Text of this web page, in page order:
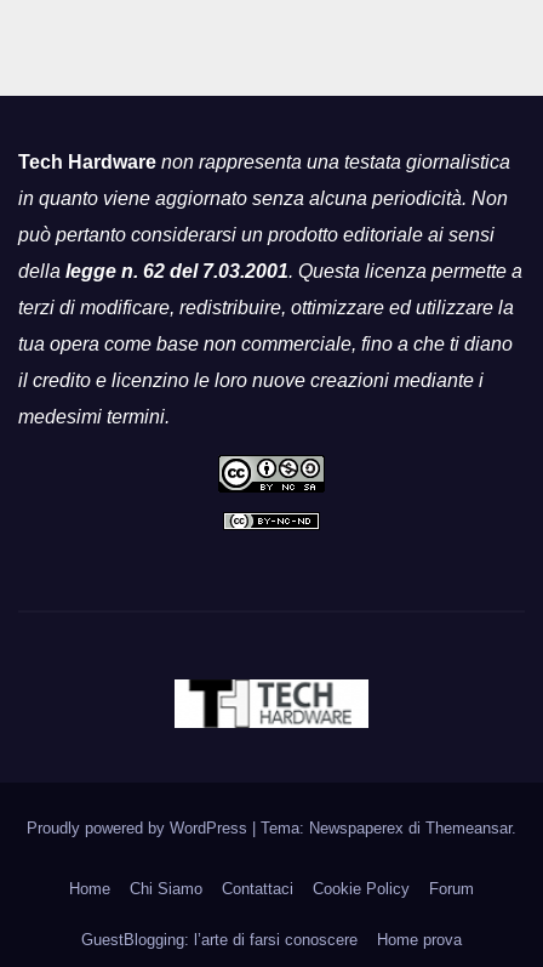
Tech Hardware non rappresenta una testata giornalistica
in quanto viene aggiornato senza alcuna periodicità. Non
può pertanto considerarsi un prodotto editoriale ai sensi
della legge n. 62 del 7.03.2001. Questa licenza permette a
terzi di modificare, redistribuire, ottimizzare ed utilizzare la
tua opera come base non commerciale, fino a che ti diano
il credito e licenzino le loro nuove creazioni mediante i
medesimi termini.
Proudly powered by WordPress Tema: Newspaperex di Themeansar.
Home Chi Siamo Contattaci Cookie Policy Forum
GuestBlogging: l’arte di farsi conoscere Home prova